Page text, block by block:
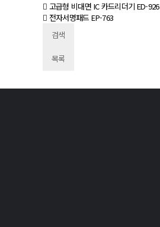
고급형 비대면 IC 카드리더기 ED-926
전자서명패드 EP-763
검색
목록